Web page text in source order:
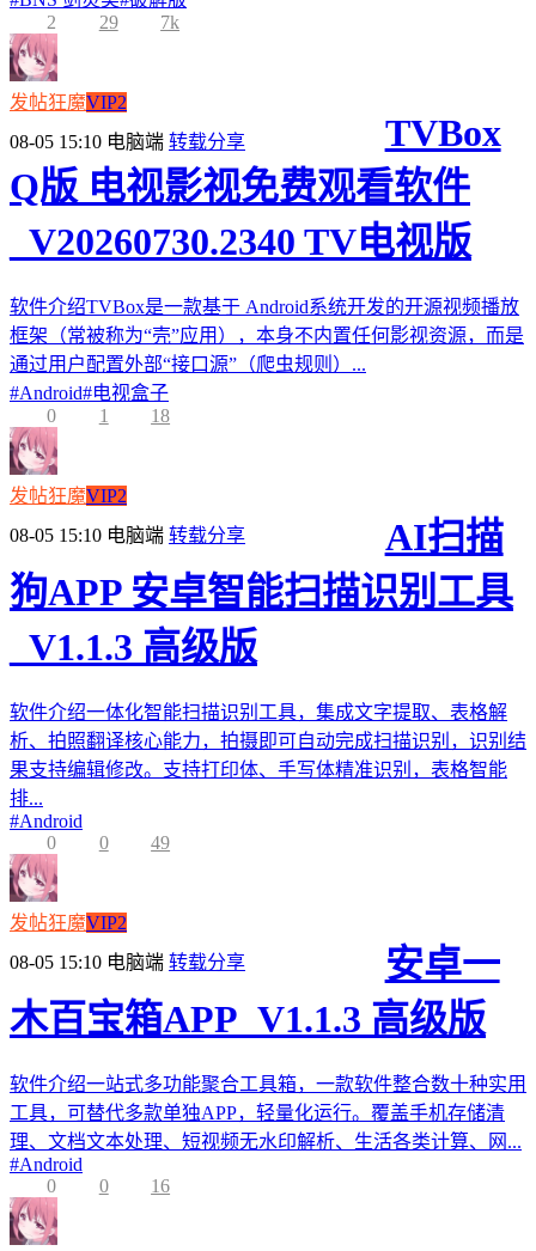
2
29 7k
发帖狂魔VIP2
08-05 15:10 电脑端 转载分享
TVBox
Q版 电视影视免费观看软件
_V20260730.2340 TV电视版
软件介绍TVBox是一款基于 Android系统开发的开源视频播放
框架（常被称为“壳”应用），本身不内置任何影视资源，而是
通过用户配置外部“接口源”（爬虫规则）...
#Android#电视盒子
0
1 18
发帖狂魔VIP2
08-05 15:10 电脑端 转载分享
AI扫描
狗APP 安卓智能扫描识别工具
_V1.1.3 高级版
软件介绍一体化智能扫描识别工具，集成文字提取、表格解
析、拍照翻译核心能力，拍摄即可自动完成扫描识别，识别结
果支持编辑修改。支持打印体、手写体精准识别，表格智能
排...
#Android
0
0 49
发帖狂魔VIP2
08-05 15:10 电脑端 转载分享
安卓一
木百宝箱APP_V1.1.3 高级版
软件介绍一站式多功能聚合工具箱，一款软件整合数十种实用
工具，可替代多款单独APP，轻量化运行。覆盖手机存储清
理、文档文本处理、短视频无水印解析、生活各类计算、网...
#Android
0
0 16